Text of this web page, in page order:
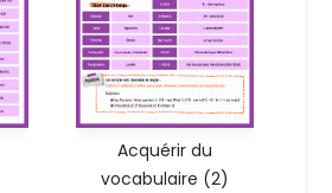
Acquérir du
vocabulaire (2)